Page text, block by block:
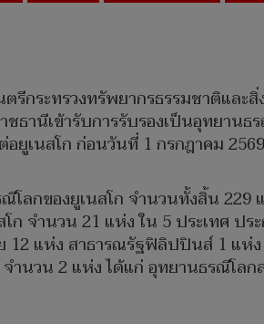
ระทรวงทรัพยากรธรรมชาติและสิ่
ธานีเข้ารับการรับรองเป็นอุทยานธ
ยูเนสโก ก่อนวันที่ 1 กรกฎาคม
ลกของยูเนสโก จำนวนทั้งสิ้น
ก จำนวน 21 แห่ง ใน 5 ประเทศ ป
12 แห่ง สาธารณรัฐฟิลิปปินส์ 1 แห่
ำนวน 2 แห่ง ได้แก่ อุทยานธรณีโล